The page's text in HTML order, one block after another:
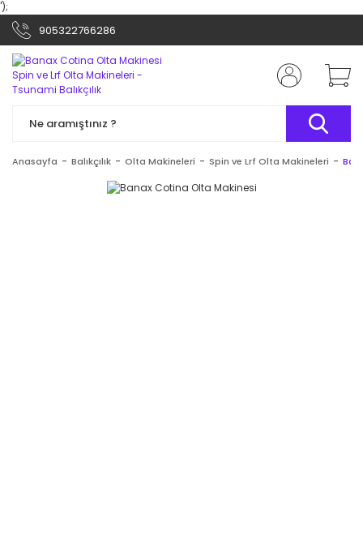
');
905322766286
Anasayfa Balıkçılık Olta Makineleri Spin ve Lrf Olta Makineleri